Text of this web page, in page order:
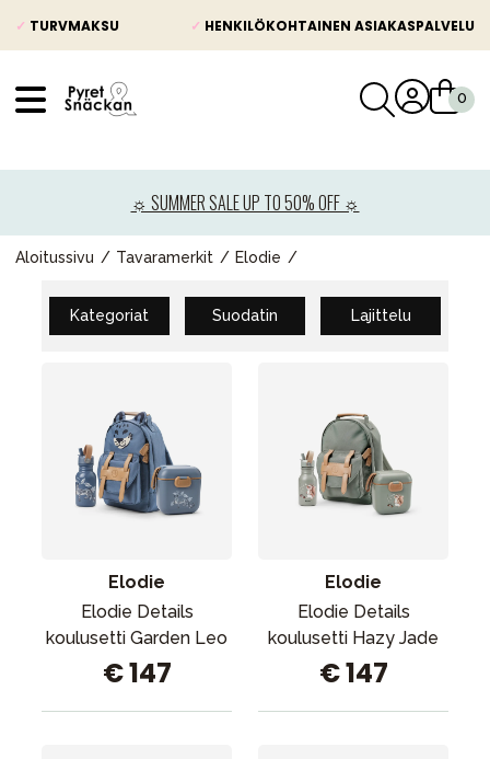
✓ TURVMAKSU ✓ HENKILÖKOHTAINEN ASIAKASPALVELU
☼ SUMMER SALE UP TO 50% OFF ☼
Aloitussivu Tavaramerkit Elodie
Kategoriat Suodatin Lajittelu
Elodie
Elodie Details
koulusetti Garden Leo
€ 147
Elodie
Elodie Details
koulusetti Hazy Jade
€ 147
Lastenvaunut
Lasten turvaistuimet
Vauvan paketti
Lapsi & vauva
Huonekalut & vuodevaatteet
Tarvikkeet
Lahjavinkkejä